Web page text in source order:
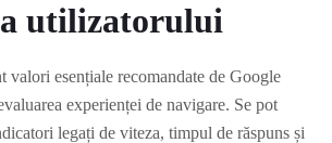
utilizatorului
valori esențiale recomandate de Google
experienței de navigare. Se pot
legați de viteza, timpul de răspuns și